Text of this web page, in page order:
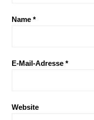
Name *
E-Mail-Adresse *
Website